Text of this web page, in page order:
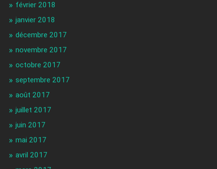
février 2018
janvier 2018
décembre 2017
novembre 2017
octobre 2017
septembre 2017
août 2017
juillet 2017
juin 2017
mai 2017
avril 2017